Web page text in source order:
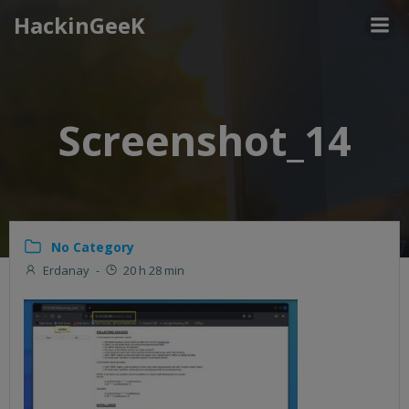
HackinGeeK
Screenshot_14
No Category
Erdanay - 20 h 28 min